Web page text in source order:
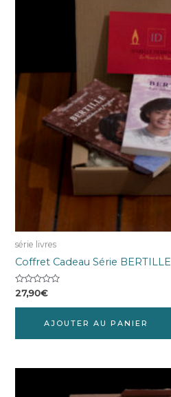
série livres
Coffret Cadeau Série BERTILLE
Note
0
sur
27,90€
AJOUTER AU PANIER